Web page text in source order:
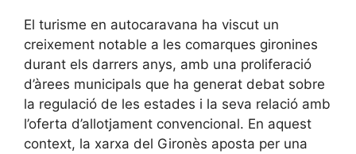
El turisme en autocaravana ha viscut un
creixement notable a les comarques gironines
durant els darrers anys, amb una proliferació
d’àrees municipals que ha generat debat sobre
la regulació de les estades i la seva relació amb
l’oferta d’allotjament convencional. En aquest
context, la xarxa del Gironès aposta per una